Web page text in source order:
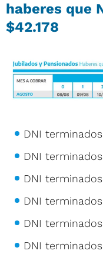
haberes que
$42.178
DNI
DNI
DNI
DNI
DNI
DNI